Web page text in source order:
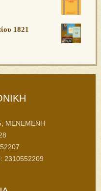
1821
ΜΕΝΕΜΕΝΗ